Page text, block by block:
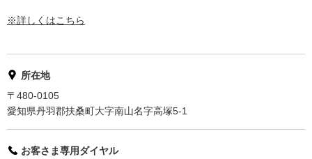
※詳しくはこちら
所在地
〒480-0105
愛知県丹羽郡扶桑町大字南山名字高塚5-1
お客さま専用ダイヤル